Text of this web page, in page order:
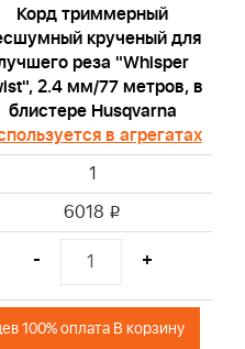
Корд триммерный
крученый для
реза "Whisper
2.4 мм/77 метров, в
блистере Husqvarna
в агрегатах
1
6018 i
- +
100% оплата В корзину